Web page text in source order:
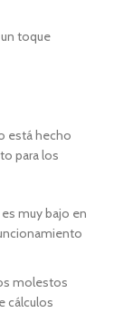
toque
está hecho
para los
muy bajo en
molestos
cálculos